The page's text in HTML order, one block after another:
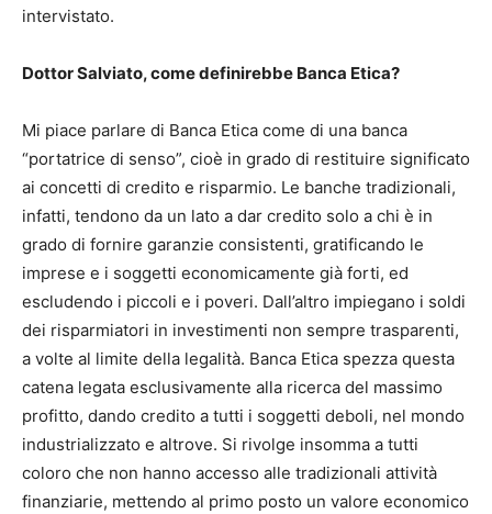
intervistato.
Dottor Salviato, come definirebbe Banca Etica?
Mi piace parlare di Banca Etica come di una banca
“portatrice di senso”, cioè in grado di restituire significato
ai concetti di credito e risparmio. Le banche tradizionali,
infatti, tendono da un lato a dar credito solo a chi è in
grado di fornire garanzie consistenti, gratificando le
imprese e i soggetti economicamente già forti, ed
escludendo i piccoli e i poveri. Dall’altro impiegano i soldi
dei risparmiatori in investimenti non sempre trasparenti,
a volte al limite della legalità. Banca Etica spezza questa
catena legata esclusivamente alla ricerca del massimo
profitto, dando credito a tutti i soggetti deboli, nel mondo
industrializzato e altrove. Si rivolge insomma a tutti
coloro che non hanno accesso alle tradizionali attività
finanziarie, mettendo al primo posto un valore economico